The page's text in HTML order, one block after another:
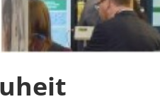
SENSOR
Aussteller